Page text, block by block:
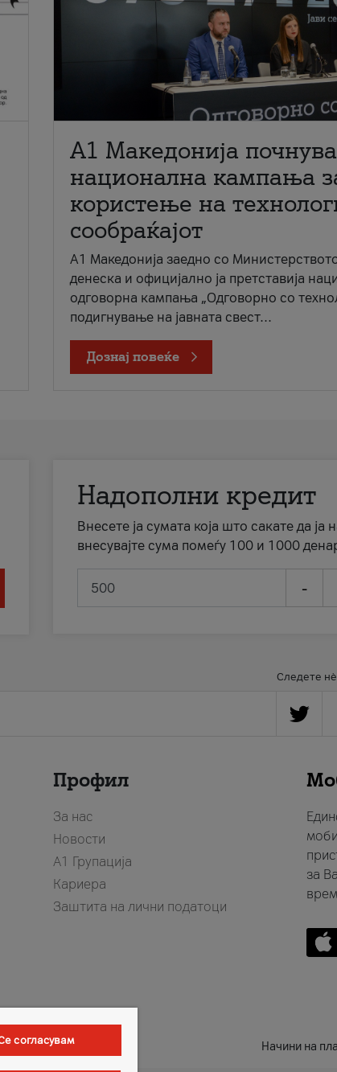
A1 Македонија
национална кампања
користење на
сообраќајот
A1 Македонија заедно со
денеска и официјално ја претставија
одговорна кампања „Одговорно со
подигнување на јавната свест...
Дознај повеќе
Надополни кредит
Внесете ја сумата која што сакате да
внесувајте сума помеѓу 100 и 1000
-
Следете нè
Профил
За нас
Новости
А1 Групација
Кариера
Заштита на лични податоци
за
Начини на
согласувам